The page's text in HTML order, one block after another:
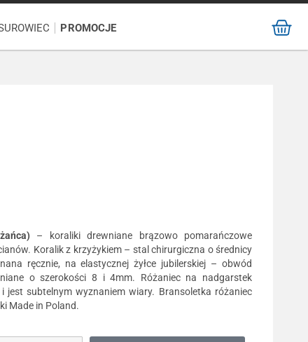
PROMOCJE
– koraliki drewniane brązowo pomarańczowe
Koralik z krzyżykiem – stal chirurgiczna o średnicy
ręcznie, na elastycznej żyłce jubilerskiej – obwód
o szerokości 8 i 4mm. Różaniec na nadgarstek
jest subtelnym wyznaniem wiary. Bransoletka różaniec
Made in Poland.